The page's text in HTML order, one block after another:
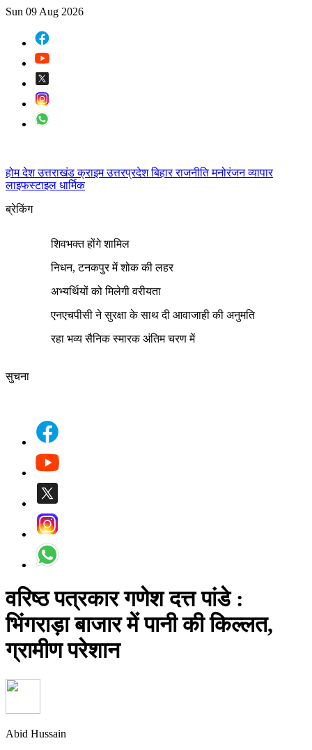
Sun 09 Aug 2026
होमदेशउत्तराखंडक्राइमउत्तरप्रदेशबिहारराजनीतिमनोरंजनव्यापार
लाइफस्टाइल धार्मिक
ब्रेकिंग
शिवभक्त होंगे शामिल
निधन, टनकपुर में शोक की लहर
अभ्यर्थियों को मिलेगी वरीयता
एनएचपीसी ने सुरक्षा के साथ दी आवाजाही की अनुमति
रहा भव्य सैनिक स्मारक अंतिम चरण में
सुचना
वरिष्ठ पत्रकार गणेश दत्त पांडे :
भिंगराड़ा बाजार में पानी की किल्लत,
ग्रामीण परेशान
Abid Hussain